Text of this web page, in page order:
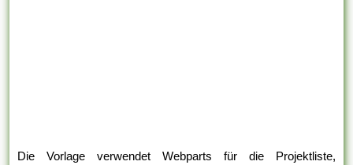
Die Vorlage verwendet Webparts für die Projektliste,